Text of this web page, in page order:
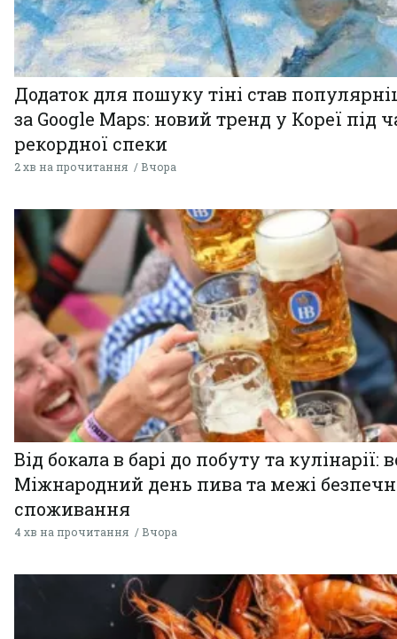
Додаток для пошуку тіні став
за Google Maps: новий тренд у Кореї під
рекордної спеки
2 хв на прочитання Вчора
Від бокала в барі до побуту та кулінарії:
Міжнародний день пива та межі
споживання
4 хв на прочитання Вчора